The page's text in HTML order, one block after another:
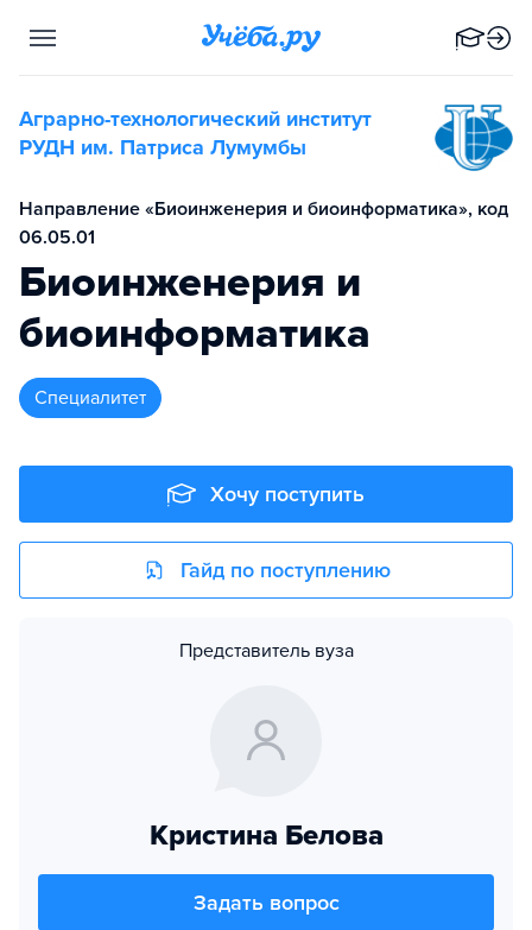
Аграрно-технологический институт
РУДН им. Патриса Лумумбы
Направление «Биоинженерия и биоинформатика», код
06.05.01
Биоинженерия и
биоинформатика
специалитет
Хочу поступить
Гайд по поступлению
Представитель вуза
Кристина Белова
Задать вопрос